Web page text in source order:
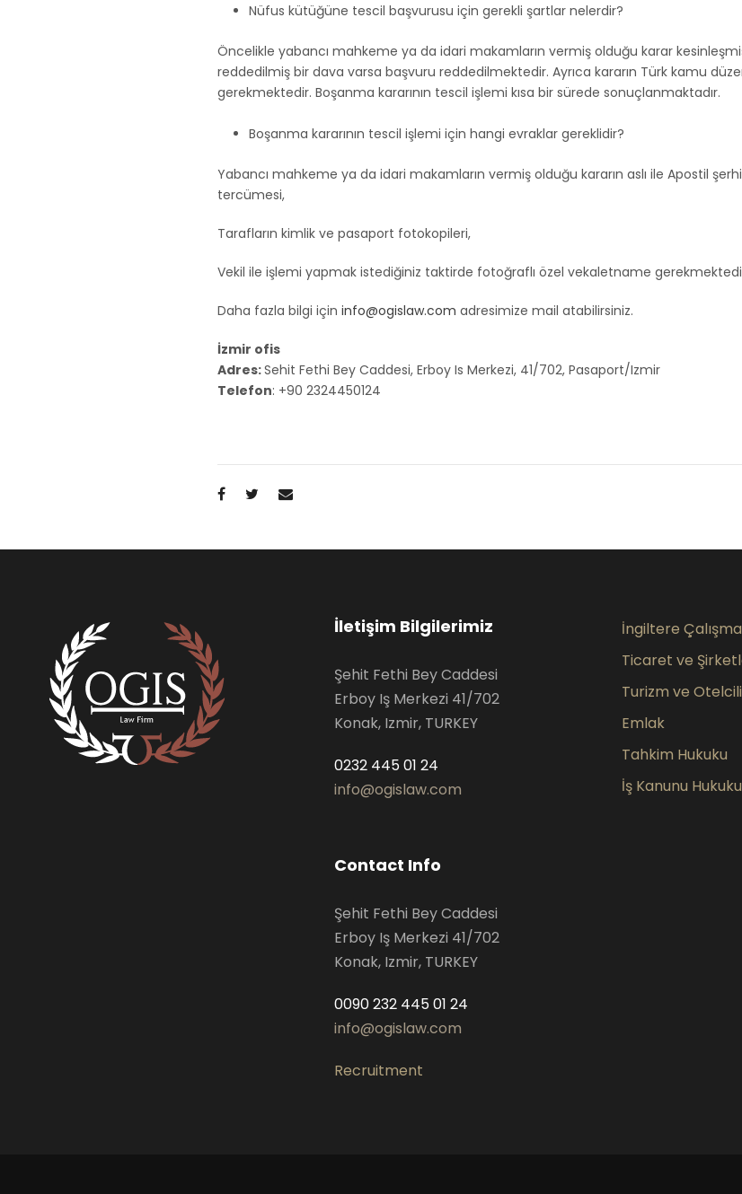
Nüfus kütüğüne tescil başvurusu için gerekli şartlar nelerdir?
Öncelikle yabancı mahkeme ya da idari makamların vermiş olduğu karar
reddedilmiş bir dava varsa başvuru reddedilmektedir. Ayrıca kararın Türk kamu
gerekmektedir. Boşanma kararının tescil işlemi kısa bir sürede sonuçlanmaktadır.
Boşanma kararının tescil işlemi için hangi evraklar gereklidir?
Yabancı mahkeme ya da idari makamların vermiş olduğu kararın aslı ile Apostil
tercümesi,
Tarafların kimlik ve pasaport fotokopileri,
Vekil ile işlemi yapmak istediğiniz taktirde fotoğraflı özel vekaletname
Daha fazla bilgi için info@ogislaw.com adresimize mail atabilirsiniz.
İzmir ofis
Adres:Sehit Fethi Bey Caddesi, Erboy Is Merkezi, 41/702, Pasaport/Izmir
Telefon: +90 2324450124
İletişim Bilgilerimiz
Şehit Fethi Bey Caddesi
Erboy Iş Merkezi 41/702
Konak, Izmir, TURKEY
0232 445 01 24
info@ogislaw.com
Contact Info
Şehit Fethi Bey Caddesi
Erboy Iş Merkezi 41/702
Konak, Izmir, TURKEY
0090 232 445 01 24
info@ogislaw.com
Recruitment
İngiltere
Ticaret ve
Turizm ve
Emlak
Tahkim Hukuku
İş Kanunu Hukuku